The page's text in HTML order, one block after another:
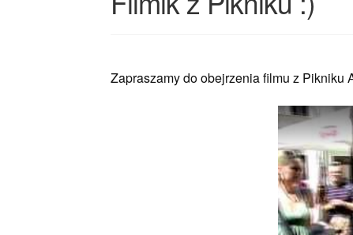
Zapraszamy do obejrzenia filmu z Pikniku